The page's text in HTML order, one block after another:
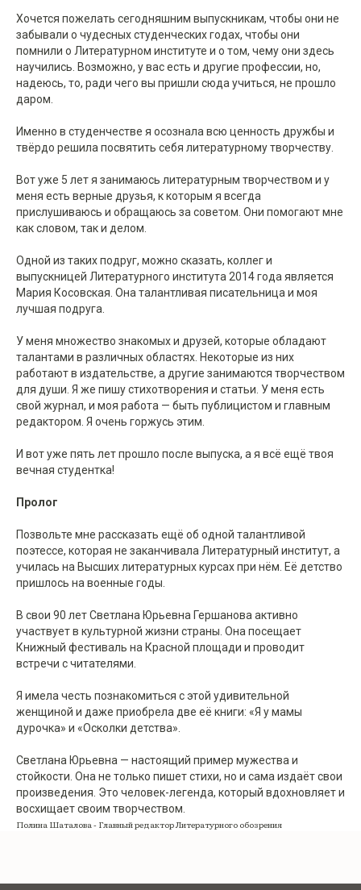
Хочется пожелать сегодняшним выпускникам, чтобы они не
забывали о чудесных студенческих годах, чтобы они
помнили о Литературном институте и о том, чему они здесь
научились. Возможно, у вас есть и другие профессии, но,
надеюсь, то, ради чего вы пришли сюда учиться, не прошло
даром.
Именно в студенчестве я осознала всю ценность дружбы и
твёрдо решила посвятить себя литературному творчеству.
Вот уже 5 лет я занимаюсь литературным творчеством и у
меня есть верные друзья, к которым я всегда
прислушиваюсь и обращаюсь за советом. Они помогают мне
как словом, так и делом.
Одной из таких подруг, можно сказать, коллег и
выпускницей Литературного института 2014 года является
Мария Косовская. Она талантливая писательница и моя
лучшая подруга.
У меня множество знакомых и друзей, которые обладают
талантами в различных областях. Некоторые из них
работают в издательстве, а другие занимаются творчеством
для души. Я же пишу стихотворения и статьи. У меня есть
свой журнал, и моя работа — быть публицистом и главным
редактором. Я очень горжусь этим.
И вот уже пять лет прошло после выпуска, а я всё ещё твоя
вечная студентка!
Пролог
Позвольте мне рассказать ещё об одной талантливой
поэтессе, которая не заканчивала Литературный институт, а
училась на Высших литературных курсах при нём. Её детство
пришлось на военные годы.
В свои 90 лет Светлана Юрьевна Гершанова активно
участвует в культурной жизни страны. Она посещает
Книжный фестиваль на Красной площади и проводит
встречи с читателями.
Я имела честь познакомиться с этой удивительной
женщиной и даже приобрела две её книги: «Я у мамы
дурочка» и «Осколки детства».
Светлана Юрьевна — настоящий пример мужества и
стойкости. Она не только пишет стихи, но и сама издаёт свои
произведения. Это человек-легенда, который вдохновляет и
восхищает своим творчеством.
Полина Шаталова - Главный редактор Литературного обозрения